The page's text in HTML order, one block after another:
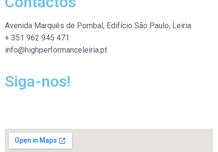
Avenida Marquês de Pombal, Edifício São Paulo, Leiria
+ 351 962 945 471
info@highperformanceleiria.pt
Siga-nos!